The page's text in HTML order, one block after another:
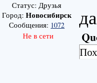
Статус: Друзья
Город: Новосибирск
Сообщения: 1072
Не в сети